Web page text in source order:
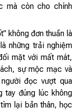
mà còn cho chính
không đơn thuần là
những trải nghiệm
mặt với mất mát,
sự mộc mạc và
đọc vượt qua
tay đúng lúc không
lại bản thân, học